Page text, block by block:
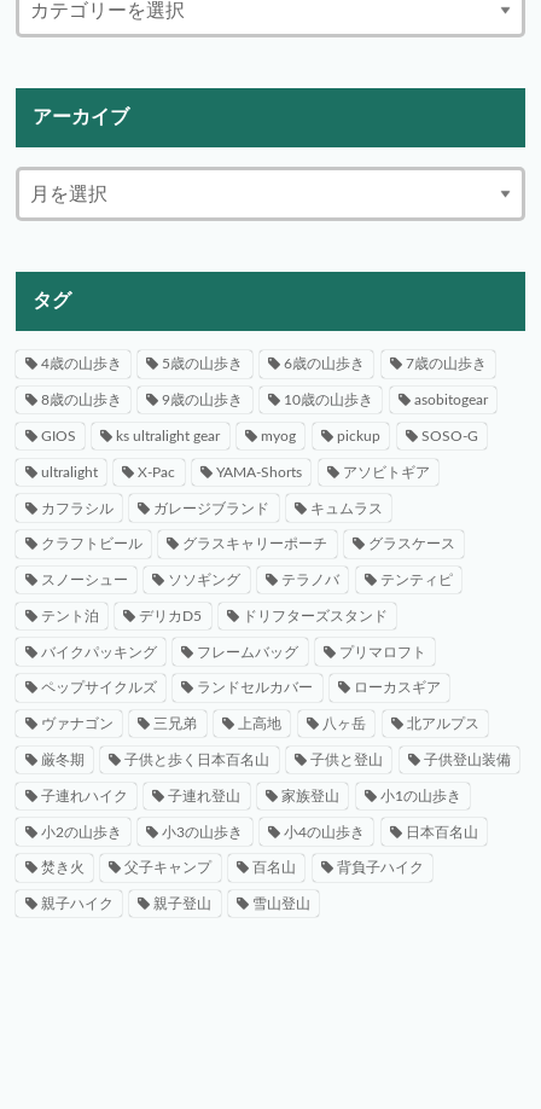
アーカイブ
タグ
4歳の山歩き 5歳の山歩き 6歳の山歩き 7歳の山歩き
8歳の山歩き 9歳の山歩き 10歳の山歩き asobitogear
GIOS ks ultralight gear myog pickup SOSO-G
ultralight X-Pac YAMA-Shorts アソビトギア
カフラシル ガレージブランド キュムラス
クラフトビール グラスキャリーポーチ グラスケース
スノーシュー ソソギング テラノバ テンティピ
テント泊 デリカD5 ドリフターズスタンド
バイクパッキング フレームバッグ プリマロフト
ペップサイクルズ ランドセルカバー ローカスギア
ヴァナゴン 三兄弟 上高地 八ヶ岳 北アルプス
厳冬期 子供と歩く日本百名山 子供と登山 子供登山装備
子連れハイク 子連れ登山 家族登山 小1の山歩き
小2の山歩き 小3の山歩き 小4の山歩き 日本百名山
焚き火 父子キャンプ 百名山 背負子ハイク
親子ハイク 親子登山 雪山登山